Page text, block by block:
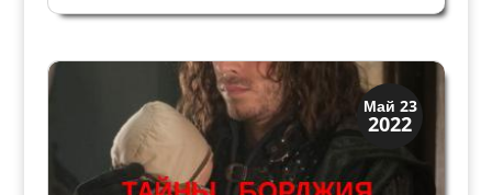
времени она проводила в монастыре у
францисканца Фра...
Май 23
2022
Загадки прошлого
История